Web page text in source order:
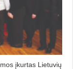
įkurtas Lietuvių